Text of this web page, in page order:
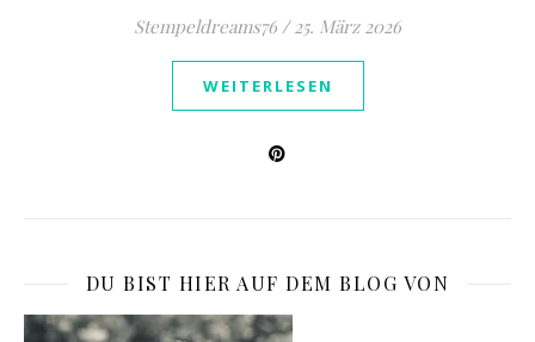
Stempeldreams76 / 25. März 2026
WEITERLESEN
DU BIST HIER AUF DEM BLOG VON